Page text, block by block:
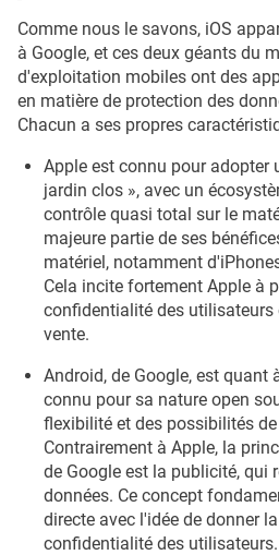
Comme nous le savons, iOS
à Google, et ces deux géants du
d'exploitation mobiles ont des
en matière de protection des
Chacun a ses propres
Apple est connu pour adopter
jardin clos », avec un
contrôle quasi total sur le
majeure partie de ses
matériel, notamment
Cela incite fortement Apple à
confidentialité des
vente.
Android, de Google, est quant
connu pour sa nature open
flexibilité et des possibilités
Contrairement à Apple, la
de Google est la publicité, qui
données. Ce concept
directe avec l'idée de donner
confidentialité des